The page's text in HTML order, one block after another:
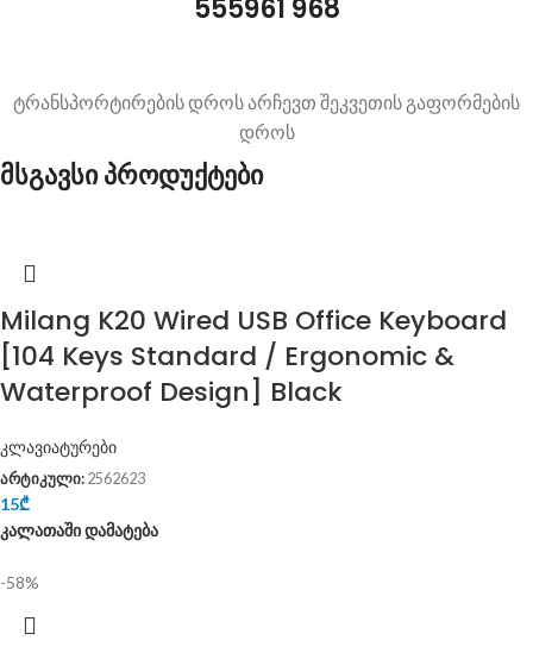
555961 968
ტრანსპორტირების დროს არჩევთ შეკვეთის გაფორმების
დროს
მსგავსი პროდუქტები
Milang K20 Wired USB Office Keyboard
[104 Keys Standard / Ergonomic &
Waterproof Design] Black
კლავიატურები
არტიკული: 2562623
15₾
კალათაში დამატება
-58%